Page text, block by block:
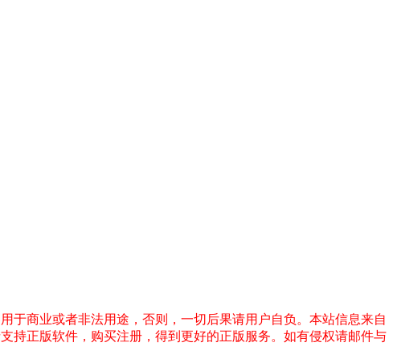
于商业或者非法用途，否则，一切后果请用户自负。本站信息来自
持正版软件，购买注册，得到更好的正版服务。如有侵权请邮件与